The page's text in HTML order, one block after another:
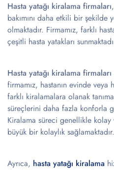
Hasta yatağı kiralama firmaları
bakımını daha etkili bir şekilde
olmaktadır. Firmamız, farklı
çeşitli hasta yatakları
Hasta yatağı kiralama firmaları
firmamız, hastanın evinde veya
farklı kiralamalara olanak
süreçlerini daha fazla konforla
Kiralama süreci genellikle kolay
büyük bir kolaylık sağlamaktadır.
Ayrıca, hasta yatağı kiralama